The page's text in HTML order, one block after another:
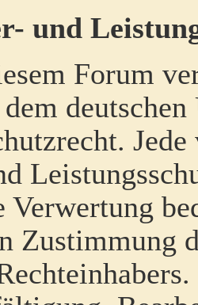
und
Forum
Verwertung
Zustimmung